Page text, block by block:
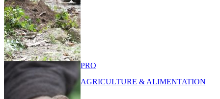
PRO
AGRICULTURE & ALIMENTATION